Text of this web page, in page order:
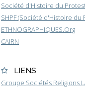
Société d'Histoire du
SHPF (Société d'Histoire du
ETHNOGRAPHIQUES.Org
CAIRN
LIENS
Groupe Sociétés Religions